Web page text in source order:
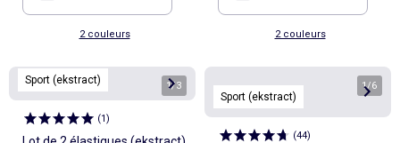
2 couleurs 2 couleurs
Sport (ekstract) 1/3
(1)
Sport (ekstract)
1/6
(44)